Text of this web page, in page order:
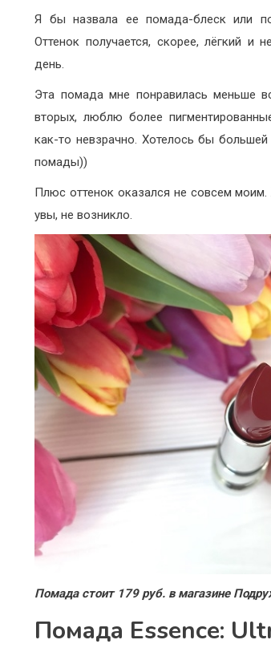
Я бы назвала ее помада-блеск или
Оттенок получается, скорее, лёгкий и
день.
Эта помада мне понравилась меньше
вторых, люблю более
как-то невзрачно. Хотелось бы большей
помады))
Плюс оттенок оказался не совсем моим.
увы, не возникло.
Помада стоит 179 руб. в магазине
Помада Essence: